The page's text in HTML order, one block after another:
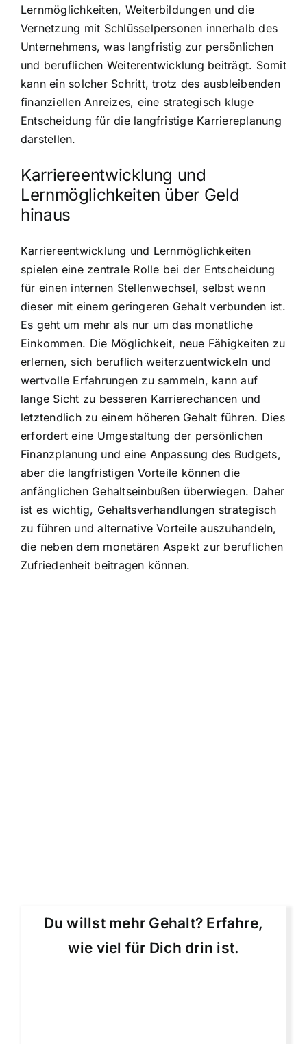
Lernmöglichkeiten, Weiterbildungen und die
Vernetzung mit Schlüsselpersonen innerhalb des
Unternehmens, was langfristig zur persönlichen
und beruflichen Weiterentwicklung beiträgt. Somit
kann ein solcher Schritt, trotz des ausbleibenden
finanziellen Anreizes, eine strategisch kluge
Entscheidung für die langfristige Karriereplanung
darstellen.
Karriereentwicklung und
Lernmöglichkeiten über Geld
hinaus
Karriereentwicklung und Lernmöglichkeiten
spielen eine zentrale Rolle bei der Entscheidung
für einen internen Stellenwechsel, selbst wenn
dieser mit einem geringeren Gehalt verbunden ist.
Es geht um mehr als nur um das monatliche
Einkommen. Die Möglichkeit, neue Fähigkeiten zu
erlernen, sich beruflich weiterzuentwickeln und
wertvolle Erfahrungen zu sammeln, kann auf
lange Sicht zu besseren Karrierechancen und
letztendlich zu einem höheren Gehalt führen. Dies
erfordert eine Umgestaltung der persönlichen
Finanzplanung und eine Anpassung des Budgets,
aber die langfristigen Vorteile können die
anfänglichen Gehaltseinbußen überwiegen. Daher
ist es wichtig, Gehaltsverhandlungen strategisch
zu führen und alternative Vorteile auszuhandeln,
die neben dem monetären Aspekt zur beruflichen
Zufriedenheit beitragen können.
Du willst mehr Gehalt? Erfahre,
wie viel für Dich drin ist.